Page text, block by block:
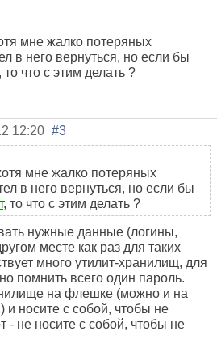
мне жалко потеряных
в него вернуться, но если бы
то что с этим делать ?
12:20 #3
мне жалко потеряных
в него вернуться, но если бы
, то что с этим делать ?
нужные данные (логины,
месте как раз для таких
много утилит-хранилищ, для
помнить всего один пароль.
на флешке (можно и на
и носите с собой, чтобы не
- не носите с собой, чтобы не